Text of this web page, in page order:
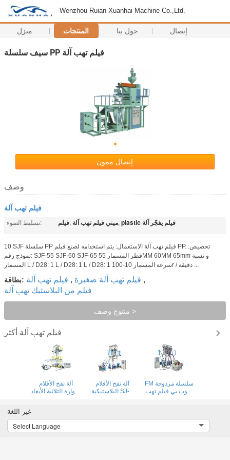
Wenzhou Ruian Xuanhai Machine Co.,Ltd.
منزل المنتجات حول بنا إتصال
سيف سلسلة PP فيلم تهب آلة
إتصال ممون
وصف
فيلم تهب آلة
تسليط الضوء: فيلم, ميني فيلم تهب آلة, plastic فيلم يفجّر آلة
10.SJF سلسلة PP فيلم تهب آلة الاستعمال: يتم استخدامه لصنع فيلم PP. تخصيص:
نموذج رقم: SJF-55 SJF-60 SJF-65 قطر المسمار 55MM 60MM 65mm و نسبة
المسمار L / D28: 1 L / D28: 1 L / D28: 1 سرعة المسمار 10-100r / دقيقة ...
بطاقة: فيلم تهب آلة , فيلم تهب آلة صغيرة ,
فيلم من البلاستيك تهب آلة
منتوج وصف >
فيلم تهب آلة
آلة نفخ الأفلام
الدوارة الثلاثية الأبعاد
آلة نفخ الأفلام
البلاستيكية SJ-A
FM سلسلة مزدوجة
يموت بي فيلم تهب
غير اللغة
Select Language